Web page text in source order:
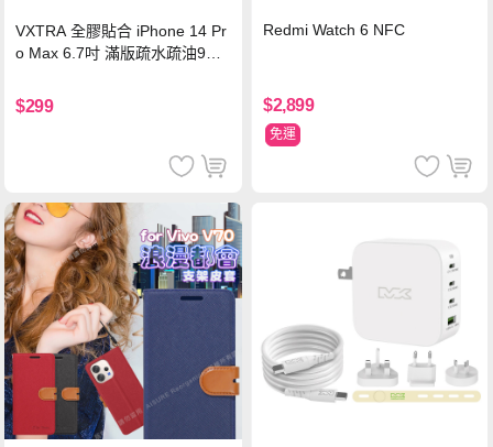
VXTRA 全膠貼合 iPhone 14 Pr
o Max 6.7吋 滿版疏水疏油9H
$299
Redmi Watch 6 NFC
$2,899
免運